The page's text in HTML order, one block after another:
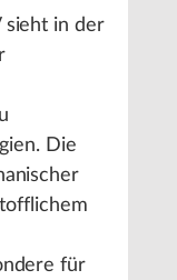
sieht in der
Die
für